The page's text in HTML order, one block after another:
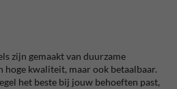
zijn gemaakt van duurzame
hoge kwaliteit, maar ook betaalbaar.
het beste bij jouw behoeften past,